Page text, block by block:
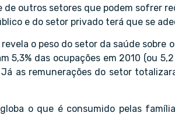
outros setores que podem sofrer
e do setor privado terá que se
o peso do setor da saúde
5,3% das ocupações em 2010 (ou
as remunerações do setor
o que é consumido pelas